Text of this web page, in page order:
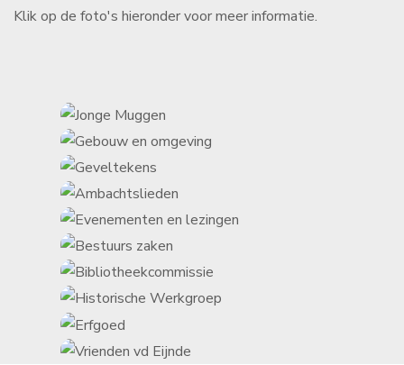
Klik op de foto's hieronder voor meer informatie.